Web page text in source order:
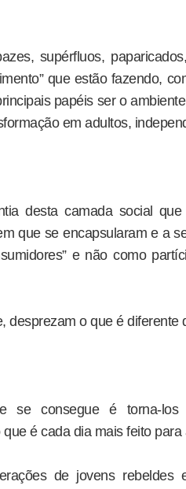
supérfluos,
que estão fazendo,
papéis ser o
em adultos,
desta camada social
que se encapsularam e a
e não como
desprezam o que é diferente
se consegue é torna-los
é cada dia mais feito para
de jovens rebeldes